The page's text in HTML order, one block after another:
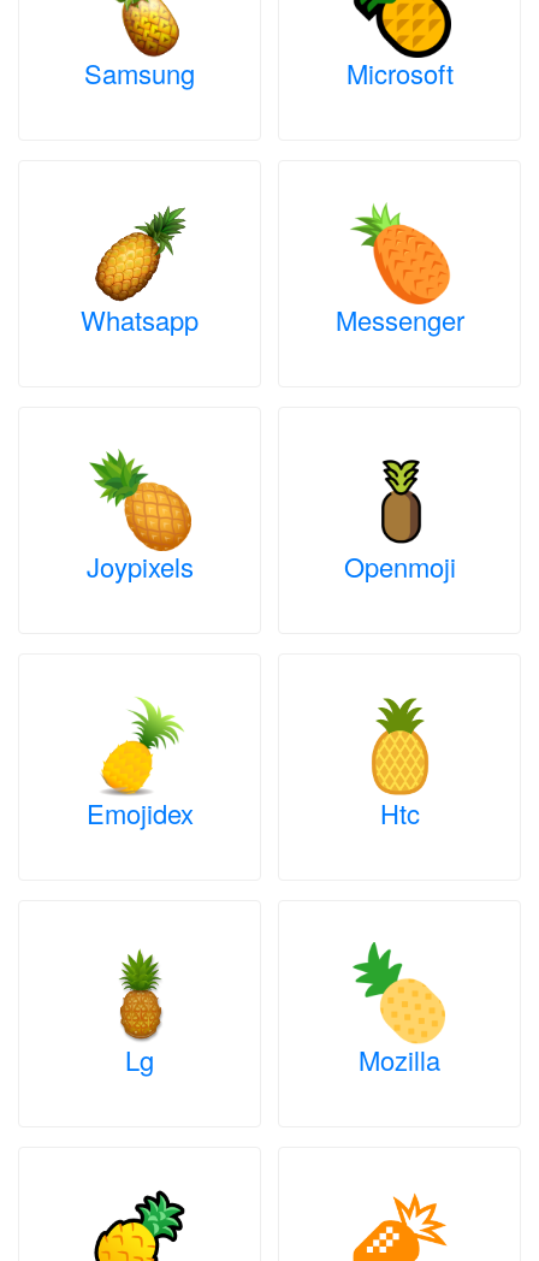
Samsung Microsoft
Whatsapp Messenger
Joypixels Openmoji
Emojidex Htc
Lg Mozilla